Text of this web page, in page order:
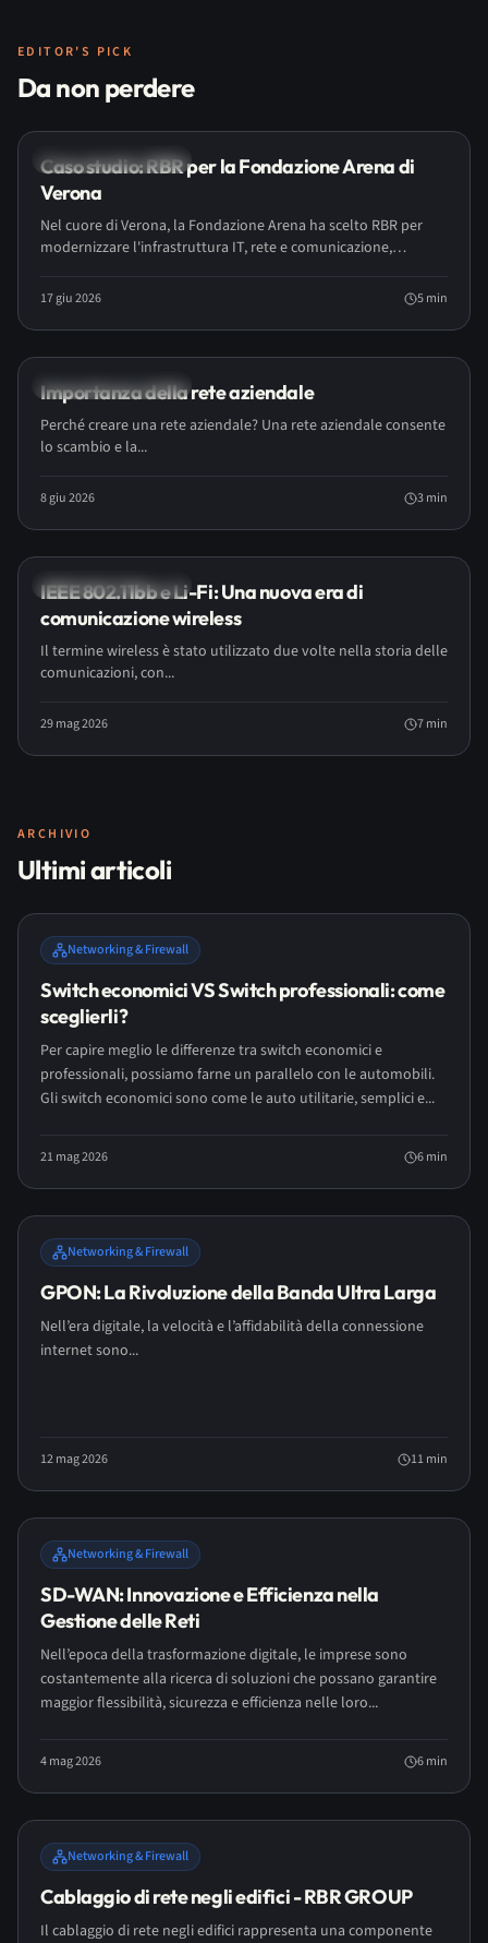
Articoli del blog
EDITOR'S PICK
Da non perdere
Networking & Firewall
Caso studio: RBR per la Fondazione Arena di
Verona
Nel cuore di Verona, la Fondazione Arena ha scelto RBR per
modernizzare l'infrastruttura IT, rete e comunicazione,
del festival lirico.
17 giu 2026 5min
Networking & Firewall
Importanza della rete aziendale
Perché creare una rete aziendale? Una rete aziendale consente
lo scambio e la...
8 giu 2026 3min
Networking & Firewall
IEEE 802.11bb e Li-Fi: Una nuova era di
comunicazione wireless
Il termine wireless è stato utilizzato due volte nella storia delle
comunicazioni, con...
29 mag 2026 7min
ARCHIVIO
Ultimi articoli
Networking & Firewall
Switch economici VS Switch professionali: come
sceglierli?
Per capire meglio le differenze tra switch economici e
professionali, possiamo farne un parallelo con le automobili.
Gli switch economici sono come le auto utilitarie, semplici e...
21 mag 2026 6min
Networking & Firewall
GPON: La Rivoluzione della Banda Ultra Larga
Nell’era digitale, la velocità e l’affidabilità della connessione
internet sono...
12 mag 2026 11min
Networking & Firewall
SD-WAN: Innovazione e Efficienza nella
Gestione delle Reti
Nell’epoca della trasformazione digitale, le imprese sono
costantemente alla ricerca di soluzioni che possano garantire
maggior flessibilità, sicurezza e efficienza nelle loro...
4 mag 2026 6min
Networking & Firewall
Cablaggio di rete negli edifici - RBR GROUP
Il cablaggio di rete negli edifici rappresenta una componente